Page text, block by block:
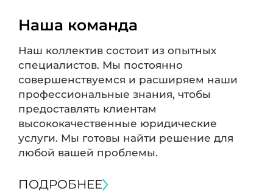
Наша команда
Наш коллектив состоит из опытных
специалистов. Мы постоянно
совершенствуемся и расширяем наши
профессиональные знания, чтобы
предоставлять клиентам
высококачественные юридические
услуги. Мы готовы найти решение для
любой вашей проблемы.
ПОДРОБНЕЕ